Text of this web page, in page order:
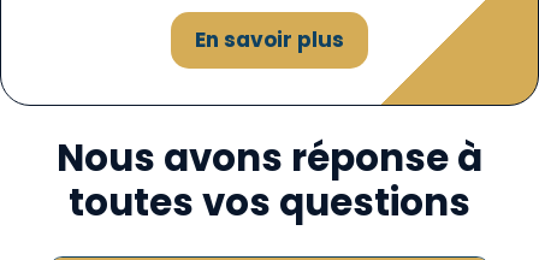
En savoir plus
Nous avons réponse à
toutes vos questions